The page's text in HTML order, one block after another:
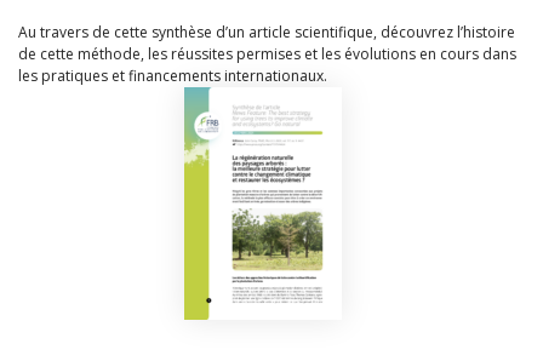
Au travers de cette synthèse d’un article scientifique, découvrez l’histoire
de cette méthode, les réussites permises et les évolutions en cours dans
les pratiques et financements internationaux.